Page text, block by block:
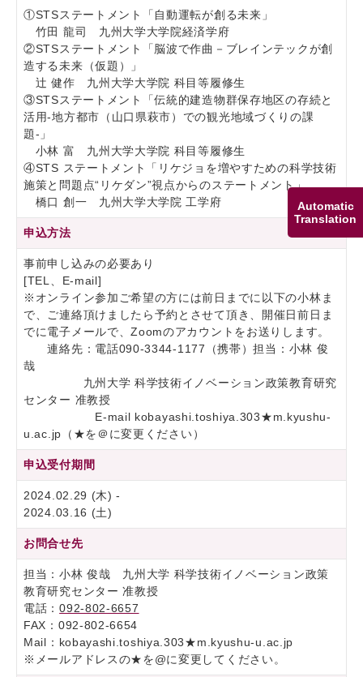
Automatic
Translation
①STSステートメント「自動運転が創る未来」
竹田 龍司 九州大学大学院経済学府
②STSステートメント「脳波で作曲－ブレインテックが創
造する未来（仮題）」
辻 健作 九州大学大学院 科目等履修生
③STSステートメント「伝統的建造物群保存地区の存続と
活用-地方都市（山口県萩市）での観光地域づくりの課
題-」
小林 富 九州大学大学院 科目等履修生
④STS ステートメント「リケジョを増やすための科学技術
施策と問題点“リケダン”視点からのステートメント」
橋口 創一 九州大学大学院 工学府
申込方法
事前申し込みの必要あり
[TEL、E-mail]
※オンライン参加ご希望の方には前日までに以下の小林ま
で、ご連絡頂けましたら予約とさせて頂き、開催日前日ま
でに電子メールで、Zoomのアカウントをお送りします。
連絡先：電話090-3344-1177（携帯）担当：小林 俊
哉
九州大学 科学技術イノベーション政策教育研究
センター 准教授
E-mail kobayashi.toshiya.303★m.kyushu-
u.ac.jp（★を＠に変更ください）
申込受付期間
2024.02.29 (木) -
2024.03.16 (土)
お問合せ先
担当：小林 俊哉 九州大学 科学技術イノベーション政策
教育研究センター 准教授
電話：092-802-6657
FAX：092-802-6654
Mail：kobayashi.toshiya.303★m.kyushu-u.ac.jp
※メールアドレスの★を@に変更してください。